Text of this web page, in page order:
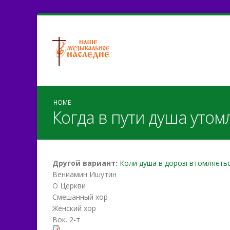
HOME
Когда в пути душа
Другой вариант: Коли душа в дорозі
Вениамин Ишутин
О Церкви
Смешанный хор
Женский хор
Вок. 2-т